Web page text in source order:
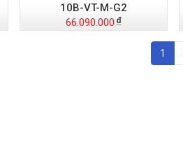
10B-VT-M-G2
66.090.000
1